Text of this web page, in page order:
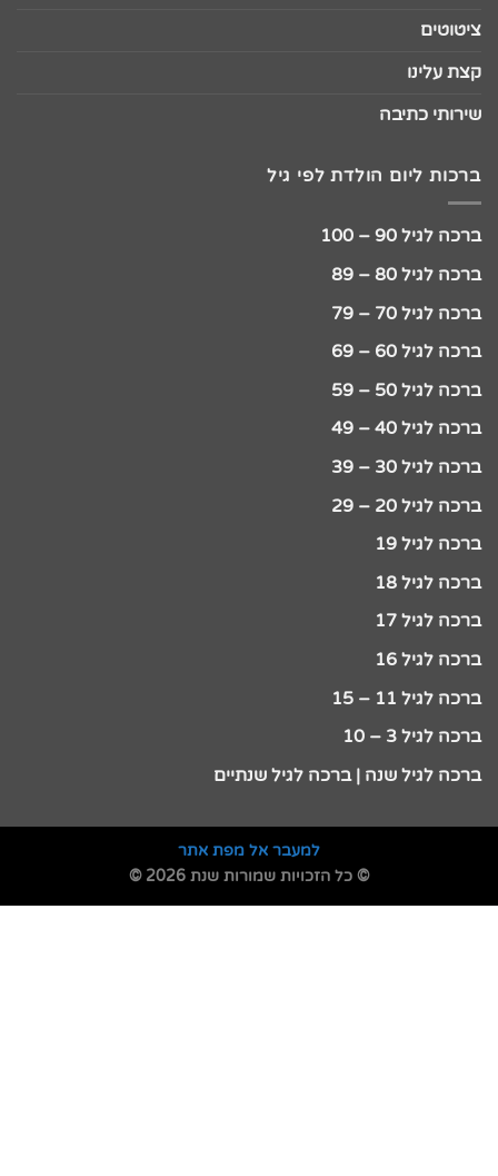
ציטוטים
קצת עלינו
שירותי כתיבה
ברכות ליום הולדת לפי גיל
ברכה לגיל 90 – 100
ברכה לגיל 80 – 89
ברכה לגיל 70 – 79
ברכה לגיל 60 – 69
ברכה לגיל 50 – 59
ברכה לגיל 40 – 49
ברכה לגיל 30 – 39
ברכה לגיל 20 – 29
ברכה לגיל 19
ברכה לגיל 18
ברכה לגיל 17
ברכה לגיל 16
ברכה לגיל 11 – 15
ברכה לגיל 3 – 10
ברכה לגיל שנה | ברכה לגיל שנתיים
למעבר אל מפת אתר
© כל הזכויות שמורות שנת 2026 ©